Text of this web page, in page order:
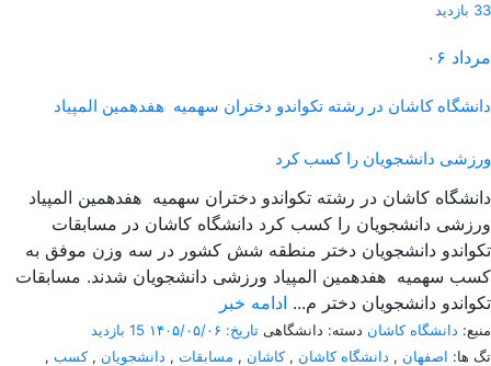
33 بازدید
۰۶ مرداد
دانشگاه کاشان در رشته تکواندو دختران سهمیه هفدهمین المپیاد
ورزشی دانشجویان را کسب کرد
دانشگاه کاشان در رشته تکواندو دختران سهمیه هفدهمین المپیاد
ورزشی دانشجویان را کسب کرد دانشگاه کاشان در مسابقات
تکواندو دانشجویان دختر منطقه شش کشور در سه وزن موفق به
کسب سهمیه هفدهمین المپیاد ورزشی دانشجویان شدند. مسابقات
تکواندو دانشجویان دختر م... ادامه خبر
منبع: دانشگاه کاشان دسته: دانشگاهی تاریخ: ۱۴۰۵/۰۵/۰۶
15 بازدید
تگ ها: اصفهان , دانشگاه کاشان ,کاشان , مسابقات , دانشجویان ,کسب ,